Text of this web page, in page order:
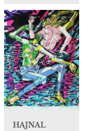
HAJNAL